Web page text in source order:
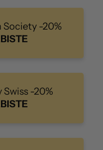
Society -20%
Swiss -20%